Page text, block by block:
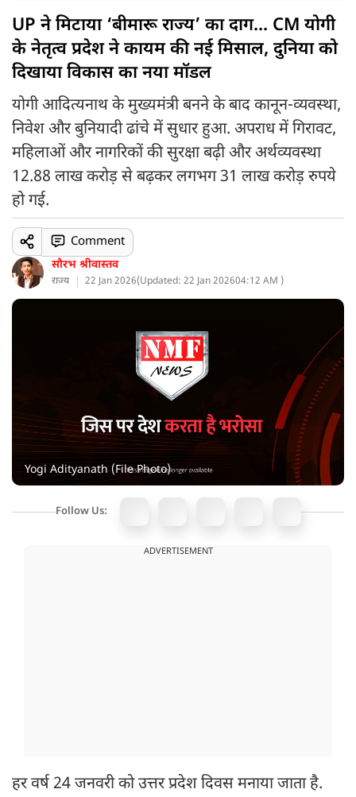
UP ने मिटाया ‘बीमारू राज्य’ का दाग... CM योगी
के नेतृत्व प्रदेश ने कायम की नई मिसाल, दुनिया को
दिखाया विकास का नया मॉडल
योगी आदित्यनाथ के मुख्यमंत्री बनने के बाद कानून-व्यवस्था,
निवेश और बुनियादी ढांचे में सुधार हुआ. अपराध में गिरावट,
महिलाओं और नागरिकों की सुरक्षा बढ़ी और अर्थव्यवस्था
12.88 लाख करोड़ से बढ़कर लगभग 31 लाख करोड़ रुपये
हो गई.
सौरभ श्रीवास्तव
राज्य 22 Jan 2026(Updated: 22 Jan 202604:12 AM )
Comment
Yogi Adityanath (File Photo)
Follow Us:
ADVERTISEMENT
हर वर्ष 24 जनवरी को उत्तर प्रदेश दिवस मनाया जाता है.